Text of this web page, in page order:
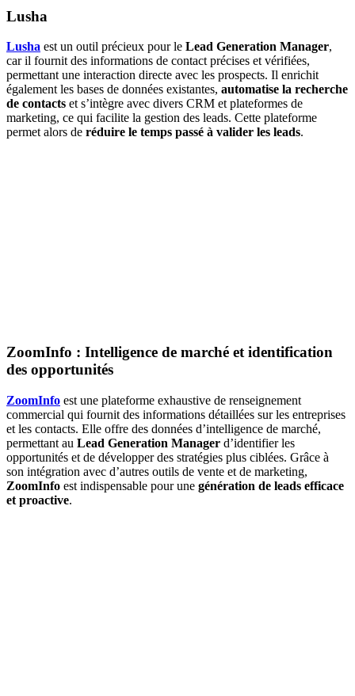
Lusha
Lusha est un outil précieux pour le Lead Generation Manager,
car il fournit des informations de contact précises et vérifiées,
permettant une interaction directe avec les prospects. Il enrichit
également les bases de données existantes, automatise la recherche
de contacts et s’intègre avec divers CRM et plateformes de
marketing, ce qui facilite la gestion des leads. Cette plateforme
permet alors de réduire le temps passé à valider les leads.
ZoomInfo : Intelligence de marché et identification
des opportunités
ZoomInfo est une plateforme exhaustive de renseignement
commercial qui fournit des informations détaillées sur les entreprises
et les contacts. Elle offre des données d’intelligence de marché,
permettant au Lead Generation Manager d’identifier les
opportunités et de développer des stratégies plus ciblées. Grâce à
son intégration avec d’autres outils de vente et de marketing,
ZoomInfo est indispensable pour une génération de leads efficace
et proactive.